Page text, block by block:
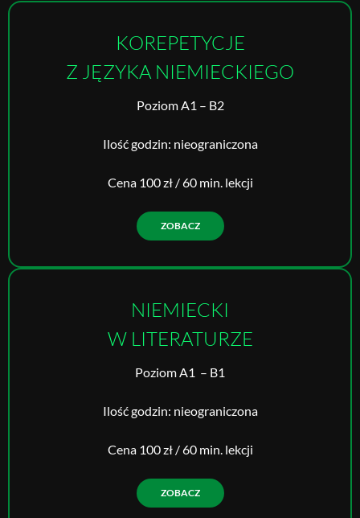
KOREPETYCJE
Z JĘZYKA NIEMIECKIEGO
Poziom A1 – B2
Ilość godzin: nieograniczona
Cena 100 zł / 60 min. lekcji
ZOBACZ
NIEMIECKI
W LITERATURZE
Poziom A1 – B1
Ilość godzin: nieograniczona
Cena 100 zł / 60 min. lekcji
ZOBACZ